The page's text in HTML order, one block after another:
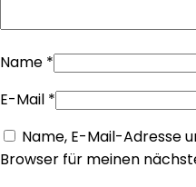
Name *
E-Mail *
Name, E-Mail-Adresse
Browser für meinen